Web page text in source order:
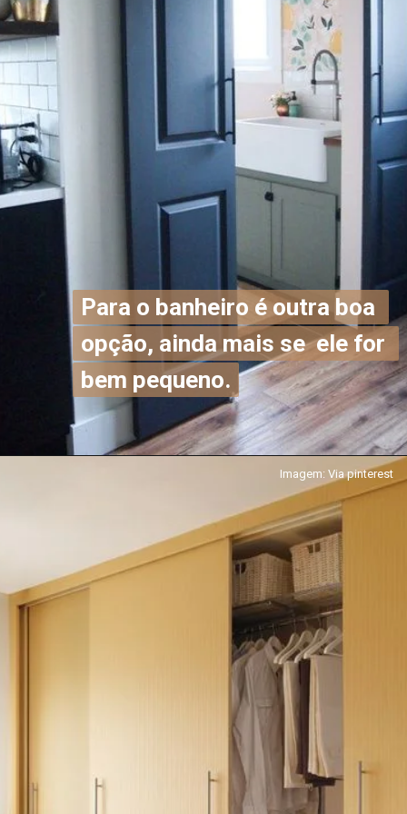
Para o banheiro é outra boa
opção, ainda mais se  ele for
bem pequeno.
Para o banheiro é outra boa
opção, ainda mais se  ele for
bem pequeno.
Imagem: Via pinterest